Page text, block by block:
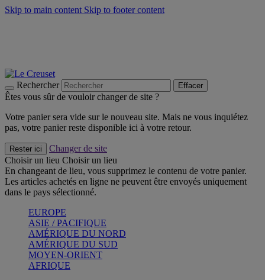
Skip to main content Skip to footer content
Rechercher Effacer
Êtes vous sûr de vouloir changer de site ?
Votre panier sera vide sur le nouveau site. Mais ne vous inquiétez
pas, votre panier reste disponible ici à votre retour.
Rester ici
Changer de site
Choisir un lieu Choisir un lieu
En changeant de lieu, vous supprimez le contenu de votre panier.
Les articles achetés en ligne ne peuvent être envoyés uniquement
dans le pays sélectionné.
EUROPE
ASIE / PACIFIQUE
AMÉRIQUE DU NORD
AMÉRIQUE DU SUD
MOYEN-ORIENT
AFRIQUE